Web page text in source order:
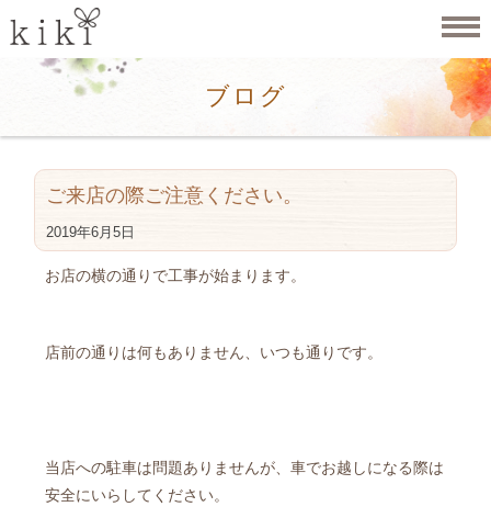
ブログ
ご来店の際ご注意ください。
2019年6月5日
お店の横の通りで工事が始まります。
店前の通りは何もありません、いつも通りです。
当店への駐車は問題ありませんが、車でお越しになる際は
安全にいらしてください。